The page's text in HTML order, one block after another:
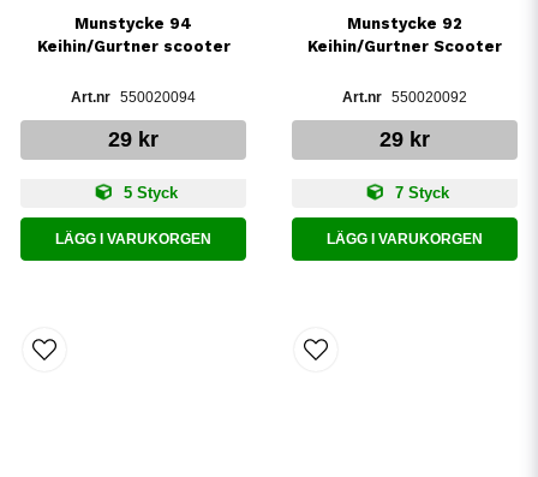
Munstycke 94
Keihin/Gurtner scooter
550020094
29 kr
5 Styck
LÄGG I VARUKORGEN
Munstycke 92
Keihin/Gurtner Scooter
550020092
29 kr
7 Styck
LÄGG I VARUKORGEN